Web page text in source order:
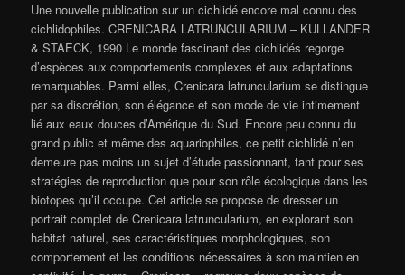
Une nouvelle publication sur un cichlidé encore mal connu des
cichlidophiles. CRENICARA LATRUNCULARIUM – KULLANDER
& STAECK, 1990 Le monde fascinant des cichlidés regorge
d’espèces aux comportements complexes et aux adaptations
remarquables. Parmi elles, Crenicara latruncularium se distingue
par sa discrétion, son élégance et son mode de vie intimement
lié aux eaux douces d’Amérique du Sud. Encore peu connu du
grand public et même des aquariophiles, ce petit cichlidé n’en
demeure pas moins un sujet d’étude passionnant, tant pour ses
stratégies de reproduction que pour son rôle écologique dans les
biotopes qu’il occupe. Cet article se propose de dresser un
portrait complet de Crenicara latruncularium, en explorant son
habitat naturel, ses caractéristiques morphologiques, son
comportement et les conditions nécessaires à son maintien en